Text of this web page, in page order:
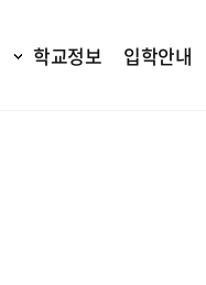
학교정보 입학안내